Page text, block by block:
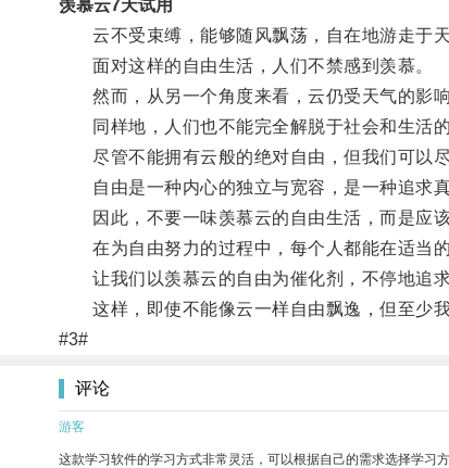
羡慕云7天试用
云不受束缚，能够随风飘荡，自在地游走于天
面对这样的自由生活，人们不禁感到羡慕。
然而，从另一个角度来看，云仍受天气的影响
同样地，人们也不能完全解脱于社会和生活的
尽管不能拥有云般的绝对自由，但我们可以尽
自由是一种内心的独立与宽容，是一种追求真
因此，不要一味羡慕云的自由生活，而是应该
在为自由努力的过程中，每个人都能在适当的
让我们以羡慕云的自由为催化剂，不停地追求
这样，即使不能像云一样自由飘逸，但至少我
#3#
评论
游客
这款学习软件的学习方式非常灵活，可以根据自己的需求选择学习